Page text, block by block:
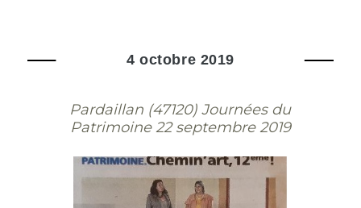
4 octobre 2019
Pardaillan (47120) Journées du
Patrimoine 22 septembre 2019